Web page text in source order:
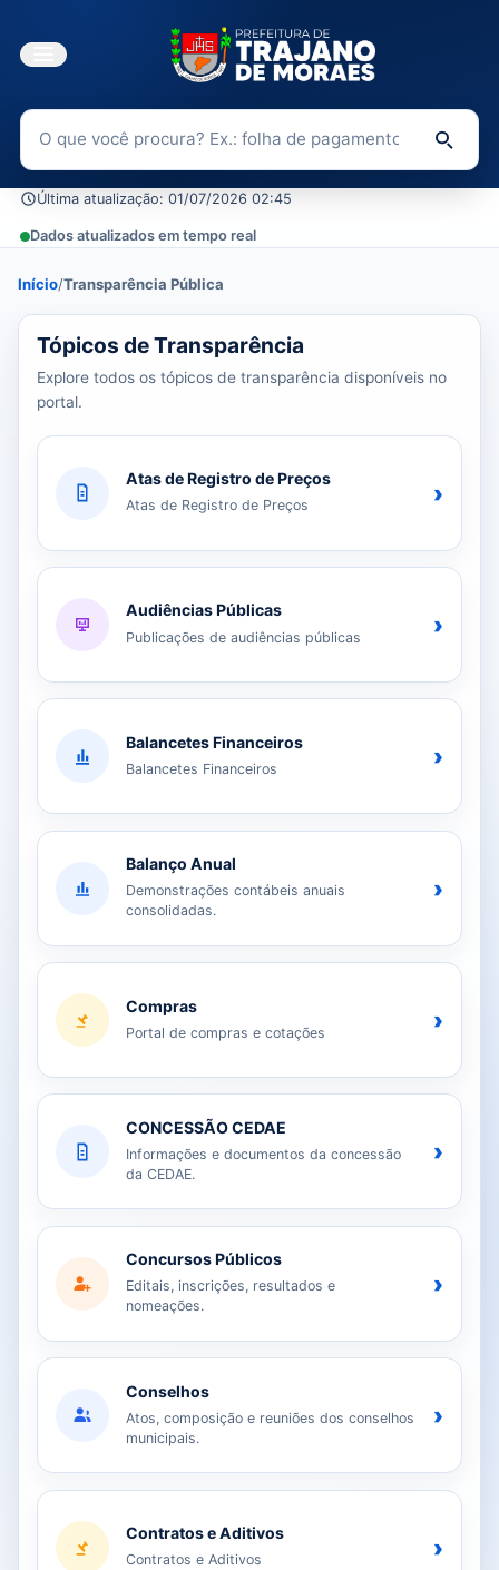
Buscar no Portal da Transparência
Última atualização: 01/07/2026 02:45
Dados atualizados em tempo real
Início/Transparência Pública
39 tópicos carregados do banco de dados.
Tópicos de Transparência
Explore todos os tópicos de transparência disponíveis no
portal.
Atas de Registro de Preços
Atas de Registro de Preços ›
Audiências Públicas
Publicações de audiências públicas ›
Balancetes Financeiros
Balancetes Financeiros ›
Balanço Anual
Demonstrações contábeis anuais
consolidadas.
›
Compras
Portal de compras e cotações ›
CONCESSÃO CEDAE
Informações e documentos da concessão
da CEDAE.
›
Concursos Públicos
Editais, inscrições, resultados e
nomeações.
›
Conselhos
Atos, composição e reuniões dos conselhos
municipais.
›
Contratos e Aditivos
Contratos e Aditivos ›